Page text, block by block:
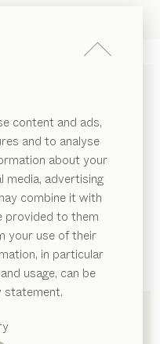
content and ads,
and to analyse
about your
media, advertising
combine it with
provided to them
your use of their
in particular
usage, can be
statement.
IN
7
Co KG